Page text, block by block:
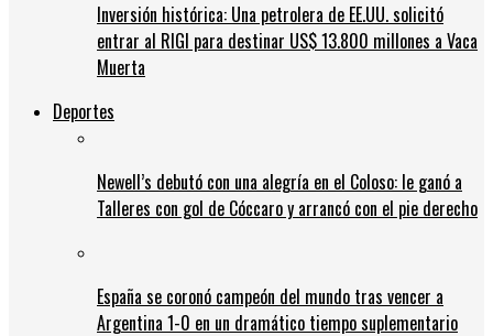
Inversión histórica: Una petrolera de EE.UU. solicitó
entrar al RIGI para destinar US$ 13.800 millones a Vaca
Muerta
Deportes
Newell’s debutó con una alegría en el Coloso: le ganó a
Talleres con gol de Cóccaro y arrancó con el pie derecho
España se coronó campeón del mundo tras vencer a
Argentina 1-0 en un dramático tiempo suplementario